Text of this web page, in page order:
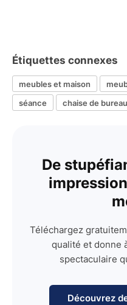
Étiquettes connexes
meubles et maison
séance
chaise de bureau
De
Téléchargez
qualité et donne
spectaculaire
Découvrez